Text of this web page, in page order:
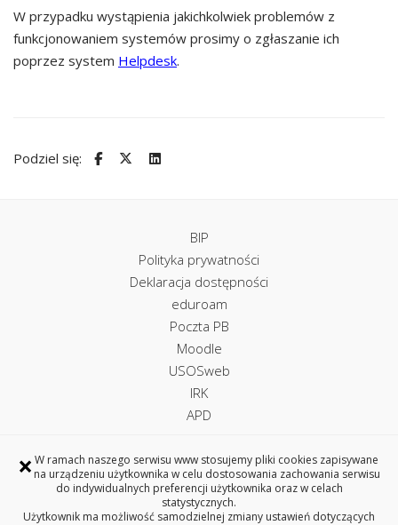
× W ramach naszego serwisu www stosujemy pliki cookies zapisywane
na urządzeniu użytkownika w celu dostosowania zachowania serwisu
do indywidualnych preferencji użytkownika oraz w celach
statystycznych.
Użytkownik ma możliwość samodzielnej zmiany ustawień dotyczących
W przypadku wystąpienia jakichkolwiek problemów z
funkcjonowaniem systemów prosimy o zgłaszanie ich
poprzez system Helpdesk.
Podziel się:
BIP
Polityka prywatności
Deklaracja dostępności
eduroam
Poczta PB
Moodle
USOSweb
IRK
APD
Uczelniane Centrum Informatyczne
ul. Wiejska 45A, 15-351 Białystok